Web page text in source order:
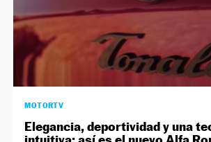
MOTORTV
Elegancia, deportividad y una